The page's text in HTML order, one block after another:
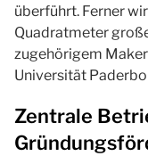
überführt. Ferner
Quadratmeter
zugehörigem
Universität
Zentrale